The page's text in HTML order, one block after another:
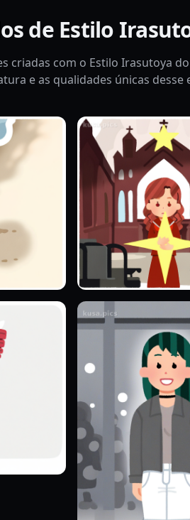
de Estilo
criadas com o Estilo Irasutoya
e as qualidades únicas desse